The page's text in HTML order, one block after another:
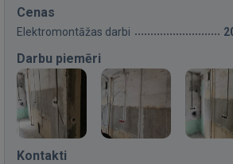
Cenas
Elektromontāžas darbi
Darbu piemēri
Kontakti